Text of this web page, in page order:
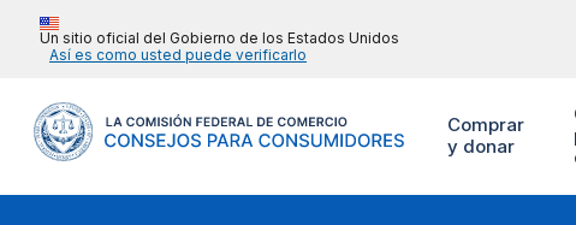
Un sitio oficial del Gobierno de los Estados Unidos
Así es como usted puede verificarlo
Comprar
y donar